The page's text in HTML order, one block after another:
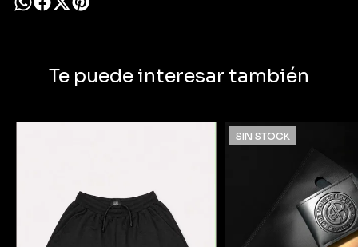
Te puede interesar también
SIN STOCK